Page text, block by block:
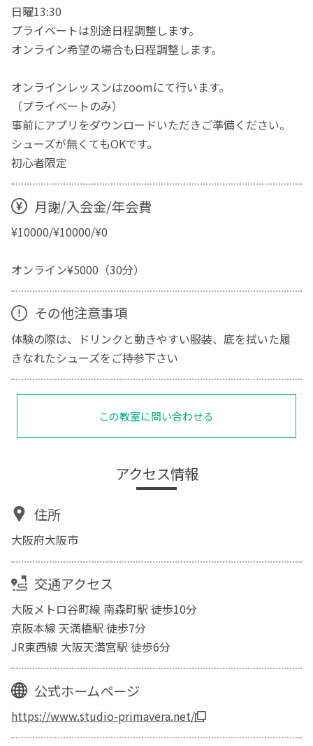
日曜13:30
プライベートは別途日程調整します。
オンライン希望の場合も日程調整します。
オンラインレッスンはzoomにて行います。
（プライベートのみ）
事前にアプリをダウンロードいただきご準備ください。
シューズが無くてもOKです。
初心者限定
月謝/入会金/年会費
¥10000/¥10000/¥0
オンライン¥5000（30分）
その他注意事項
体験の際は、ドリンクと動きやすい服装、底を拭いた履
きなれたシューズをご持参下さい
この教室に問い合わせる
アクセス情報
住所
大阪府大阪市
交通アクセス
大阪メトロ谷町線 南森町駅 徒歩10分
京阪本線 天満橋駅 徒歩7分
JR東西線 大阪天満宮駅 徒歩6分
公式ホームページ
https://www.studio-primavera.net/